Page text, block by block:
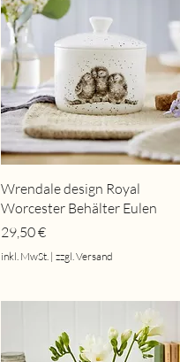
Schnellansicht
Wrendale design Royal
Worcester Behälter Eulen
Preis
29,50 €
inkl. MwSt. | zzgl. Versand